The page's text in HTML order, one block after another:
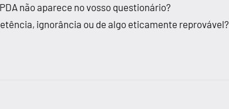
não aparece no vosso questionário?
ignorância ou de algo eticamente reprovável?